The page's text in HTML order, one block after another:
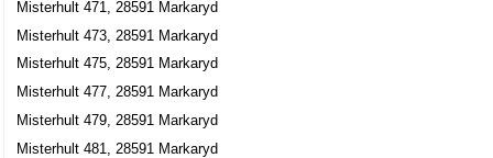
Misterhult 471, 28591 Markaryd
Misterhult 473, 28591 Markaryd
Misterhult 475, 28591 Markaryd
Misterhult 477, 28591 Markaryd
Misterhult 479, 28591 Markaryd
Misterhult 481, 28591 Markaryd